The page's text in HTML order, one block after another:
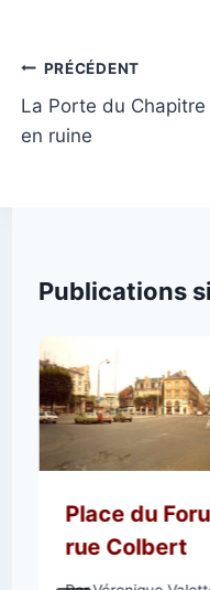
publication :
Navigation
de
l’article
PRÉCÉDENT
La Porte du Chapitre
en ruine
Publications
Place du
rue Colbert